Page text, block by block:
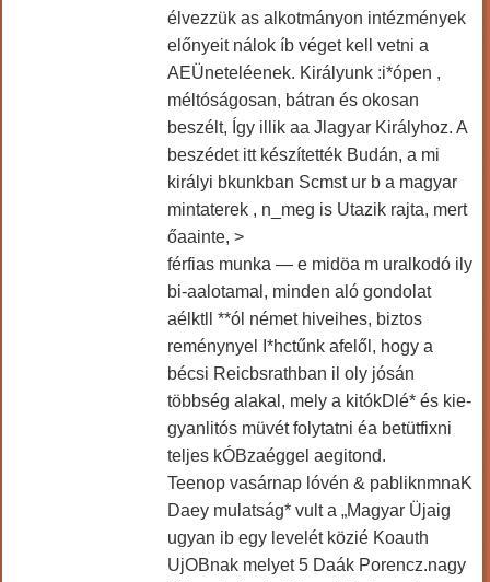
élvezzük as alkotmányon intézmények
előnyeit nálok íb véget kell vetni a
AEÜneteléenek. Királyunk :i*ópen ,
méltóságosan, bátran és okosan
beszélt, Így illik aa Jlagyar Királyhoz. A
beszédet itt készítették Budán, a mi
királyi bkunkban Scmst ur b a magyar
mintaterek , n_meg is Utazik rajta, mert
őaainte, >
férfias munka — e midöa m uralkodó ily
bi-aalotamal, minden aló gondolat
aélktll **ól német hiveihes, biztos
reménynyel I*hctűnk afelől, hogy a
bécsi Reicbsrathban il oly jósán
többség alakal, mely a kitókDlé* és kie-
gyanlitós müvét folytatni éa betütfixni
teljes kÓBzaéggel aegitond.
Teenop vasárnap lóvén & pabliknmnaK
Daey mulatság* vult a „Magyar Üjaig
ugyan ib egy levelét közié Koauth
UjOBnak melyet 5 Daák Porencz.nagy